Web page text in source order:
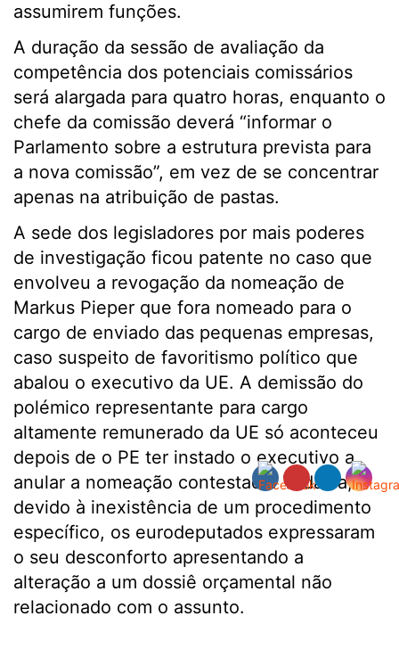
assumirem funções.
A duração da sessão de avaliação da
competência dos potenciais comissários
será alargada para quatro horas, enquanto o
chefe da comissão deverá “informar o
Parlamento sobre a estrutura prevista para
a nova comissão”, em vez de se concentrar
apenas na atribuição de pastas.
A sede dos legisladores por mais poderes
de investigação ficou patente no caso que
envolveu a revogação da nomeação de
Markus Pieper que fora nomeado para o
cargo de enviado das pequenas empresas,
caso suspeito de favoritismo político que
abalou o executivo da UE. A demissão do
polémico representante para cargo
altamente remunerado da UE só aconteceu
depois de o PE ter instado o executivo a
anular a nomeação contestada. Todavia,
devido à inexistência de um procedimento
específico, os eurodeputados expressaram
o seu desconforto apresentando a
alteração a um dossiê orçamental não
relacionado com o assunto.